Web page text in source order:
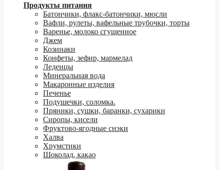
Продукты питания
Батончики, флакс-батончики, мюсли
Вафли, рулеты, вафельные трубочки, торты
Варенье, молоко сгущенное
Джем
Козинаки
Конфеты, зефир, мармелад
Леденцы
Минеральная вода
Макаронные изделия
Печенье
Подушечки, соломка.
Пряники, сушки, баранки, сухарики
Сиропы, кисели
Фруктово-ягодные снэки
Халва
Хрумстики
Шоколад, какао